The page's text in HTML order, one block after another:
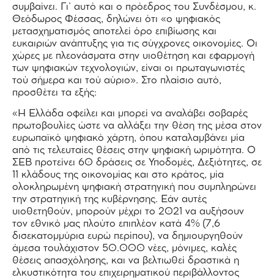
συμβαίνει. Γι’ αυτό και ο πρόεδρος του Συνδέσμου, κ.
Θεόδωρος Φέσσας, δηλώνει ότι «ο ψηφιακός
μετασχηματισμός αποτελεί όρο επιβίωσης και
ευκαιριών ανάπτυξης για τις σύγχρονες οικονομίες. Οι
χώρες με πλεονάσματα στην υιοθέτηση και εφαρμογή
των ψηφιακών τεχνολογιών, είναι οι πρωταγωνιστές
τού σήμερα και τού αύριο». Στο πλαίσιο αυτό,
προσθέτει τα εξής:
«Η Ελλάδα οφείλει και μπορεί να αναλάβει σοβαρές
πρωτοβουλίες ώστε να αλλάξει την θέση της μέσα στον
ευρωπαϊκό ψηφιακό χάρτη, όπου καταλαμβάνει μία
από τις τελευταίες θέσεις στην ψηφιακή ωριμότητα. Ο
ΣΕΒ προτείνει 60 δράσεις σε Υποδομές, Δεξιότητες, σε
11 κλάδους της οικονομίας και στο κράτος, μία
ολοκληρωμένη ψηφιακή στρατηγική που συμπληρώνει
την στρατηγική της κυβέρνησης. Εάν αυτές
υιοθετηθούν, μπορούν μέχρι το 2021 να αυξήσουν
τον εθνικό μας πλούτο επιπλέον κατά 4% (7,6
δισεκατομμύρια ευρώ περίπου), να δημιουργηθούν
άμεσα τουλάχιστον 50.000 νέες, μόνιμες, καλές
θέσεις απασχόλησης, και να βελτιωθεί δραστικά η
ελκυστικότητα του επιχειρηματικού περιβάλλοντος